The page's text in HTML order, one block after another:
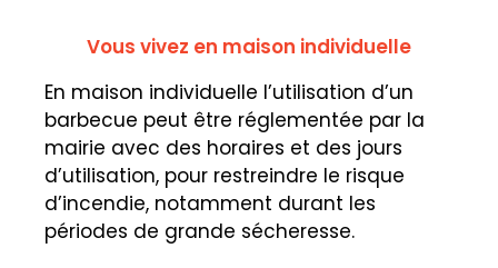
Vous vivez en maison individuelle
En maison individuelle l’utilisation d’un
barbecue peut être réglementée par la
mairie avec des horaires et des jours
d’utilisation, pour restreindre le risque
d’incendie, notamment durant les
périodes de grande sécheresse.